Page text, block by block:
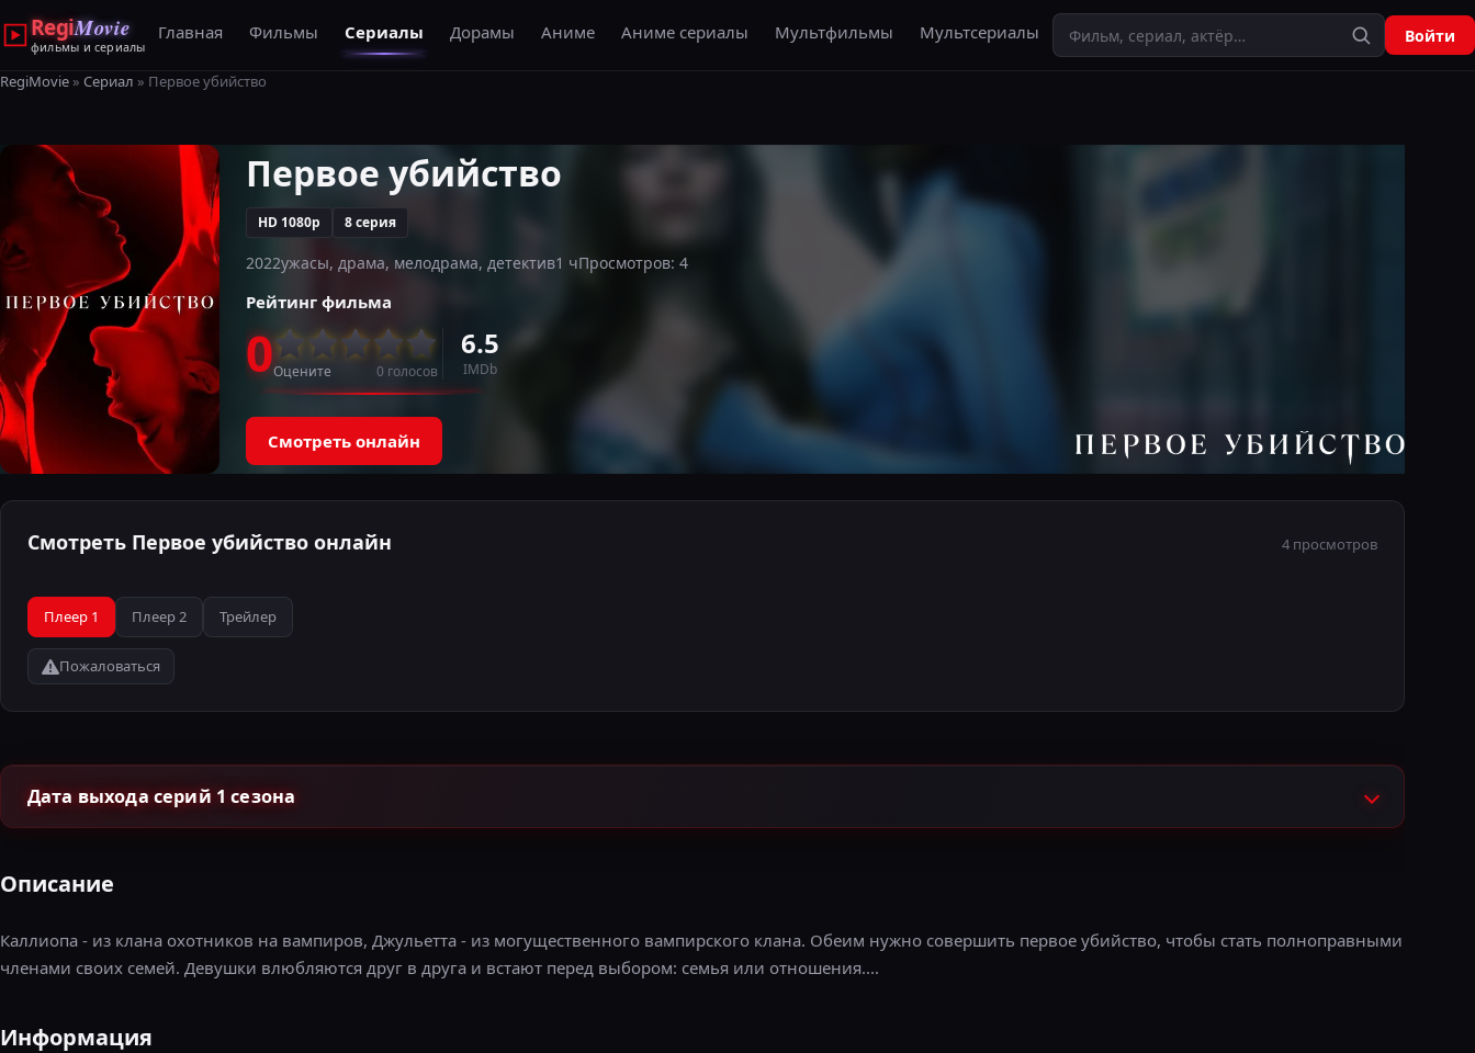
RegiMovie
фильмы и сериалы
Главная Фильмы Сериалы Дорамы Аниме Аниме сериалы Мультфильмы Мультсериалы Поиск Войти
RegiMovie» Сериал » Первое убийство
Первое убийство
HD 1080p 8 серия
2022ужасы, драма, мелодрама, детектив1 чПросмотров: 4
Рейтинг фильма
0Оцените 0 голосов
6.5
IMDb
Смотреть онлайн
Смотреть Первое убийство онлайн 4 просмотров
Плеер 1 Плеер 2 Трейлер
Пожаловаться
Дата выхода серий 1 сезона
Описание
Каллиопа - из клана охотников на вампиров, Джульетта - из могущественного вампирского клана. Обеим нужно совершить первое убийство, чтобы стать полноправными
членами своих семей. Девушки влюбляются друг в друга и встают перед выбором: семья или отношения....
Информация